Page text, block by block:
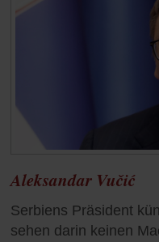
Aleksandar Vučić
Serbiens Präsident
sehen darin keinen